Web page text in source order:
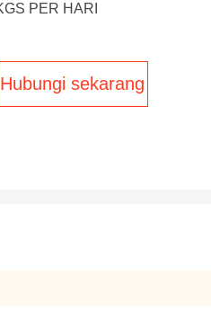
PER HARI
Hubungi sekarang